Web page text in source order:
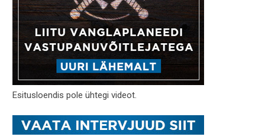
Esitusloendis pole ühtegi videot.